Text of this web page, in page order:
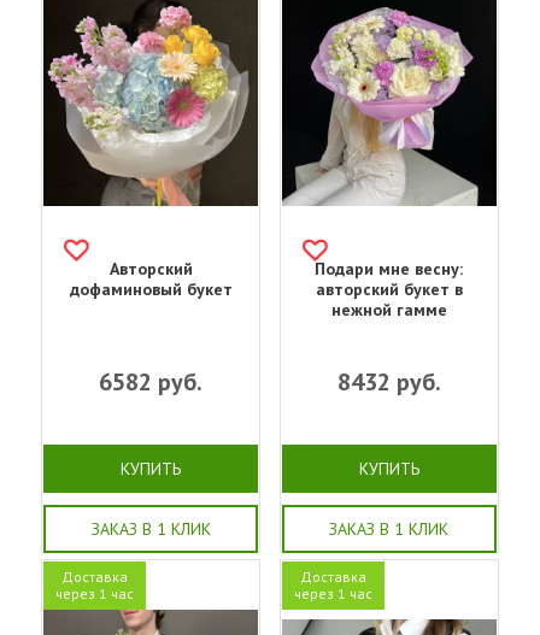
Авторский
дофаминовый букет
6582 руб.
КУПИТЬ
ЗАКАЗ В 1 КЛИК
Подари мне весну:
авторский букет в
нежной гамме
8432 руб.
КУПИТЬ
ЗАКАЗ В 1 КЛИК
Доставка
через 1 час
Доставка
через 1 час